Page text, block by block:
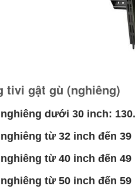
tivi gật gù (nghiêng)
dưới 30 inch:
từ 32 inch đến 39
từ 40 inch đến 49
từ 50 inch đến 59